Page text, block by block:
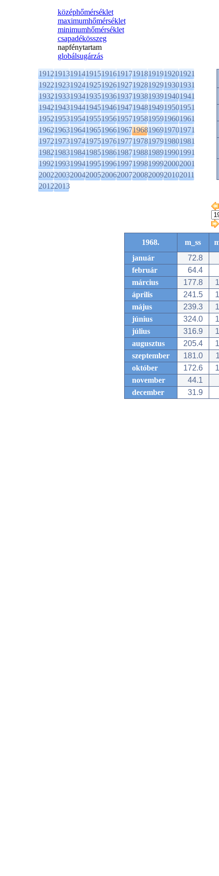
középhőmérséklet
maximumhőmérséklet
minimumhőmérséklet
csapadékösszeg
napfénytartam
globálsugárzás
1912191319141915191619171918191919201921
1922192319241925192619271928192919301931
1932193319341935193619371938193919401941
1942194319441945194619471948194919501951
1952195319541955195619571958195919601961
1962196319641965196619671968196919701971
1972197319741975197619771978197919801981
1982198319841985198619871988198919901991
1992199319941995199619971998199920002001
2002200320042005200620072008200920102011
20122013
1968. m_ss
január
72.8
február
64.4
március
177.8
április
241.5
május
239.3
június
324.0
július
316.9
augusztus
205.4
szeptember
181.0
október
172.6
november
44.1
december
31.9